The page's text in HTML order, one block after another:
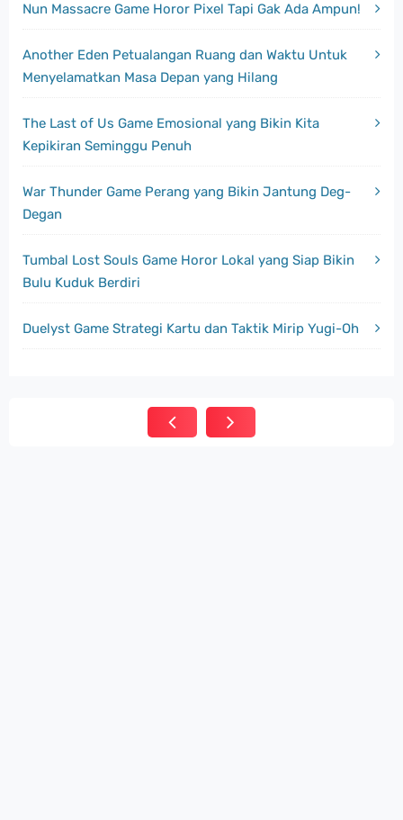
Nun Massacre Game Horor Pixel Tapi Gak Ada Ampun!
Another Eden Petualangan Ruang dan Waktu Untuk
Menyelamatkan Masa Depan yang Hilang
The Last of Us Game Emosional yang Bikin Kita
Kepikiran Seminggu Penuh
War Thunder Game Perang yang Bikin Jantung Deg-
Degan
Tumbal Lost Souls Game Horor Lokal yang Siap Bikin
Bulu Kuduk Berdiri
Duelyst Game Strategi Kartu dan Taktik Mirip Yugi-Oh